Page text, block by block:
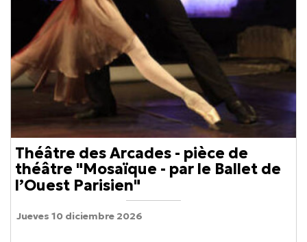
Théâtre des Arcades - pièce de
théâtre "Mosaïque - par le Ballet de
l’Ouest Parisien"
Jueves 10 diciembre 2026